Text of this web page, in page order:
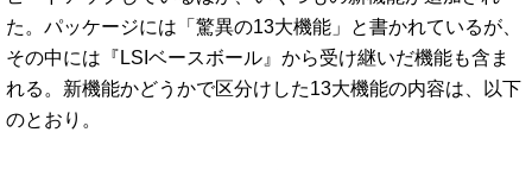
た。パッケージには「驚異の13大機能」と書かれているが、
その中には『LSIベースボール』から受け継いだ機能も含ま
れる。新機能かどうかで区分けした13大機能の内容は、以下
のとおり。